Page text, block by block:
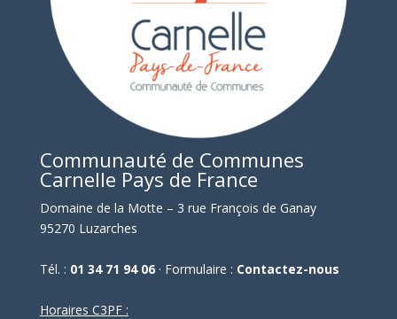
Communauté de Communes
Carnelle Pays de France
Domaine de la Motte – 3 rue François de Ganay
95270 Luzarches
Tél. : 01 34 71 94 06· Formulaire : Contactez-nous
Horaires C3PF :